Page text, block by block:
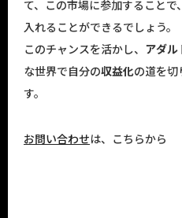
て、この市場に参加すること
入れることができるでしょう。
このチャンスを活かし、 アダル
な世界で自分の収益化の道を切
す。
お問い合わせは、こちらから